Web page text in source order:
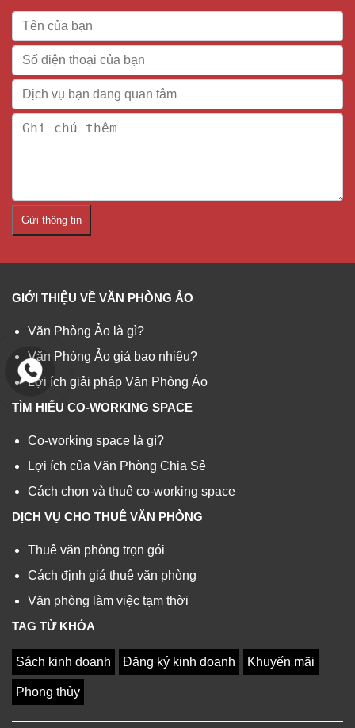
Gửi thông tin
GIỚI THIỆU VỀ VĂN PHÒNG ẢO
Văn Phòng Ảo là gì?
Văn Phòng Ảo giá bao nhiêu?
Lợi ích giải pháp Văn Phòng Ảo
TÌM HIỂU CO-WORKING SPACE
Co-working space là gì?
Lợi ích của Văn Phòng Chia Sẻ
Cách chọn và thuê co-working space
DỊCH VỤ CHO THUÊ VĂN PHÒNG
Thuê văn phòng trọn gói
Cách định giá thuê văn phòng
Văn phòng làm việc tạm thời
TAG TỪ KHÓA
Sách kinh doanh Đăng ký kinh doanh Khuyến mãi
Phong thủy